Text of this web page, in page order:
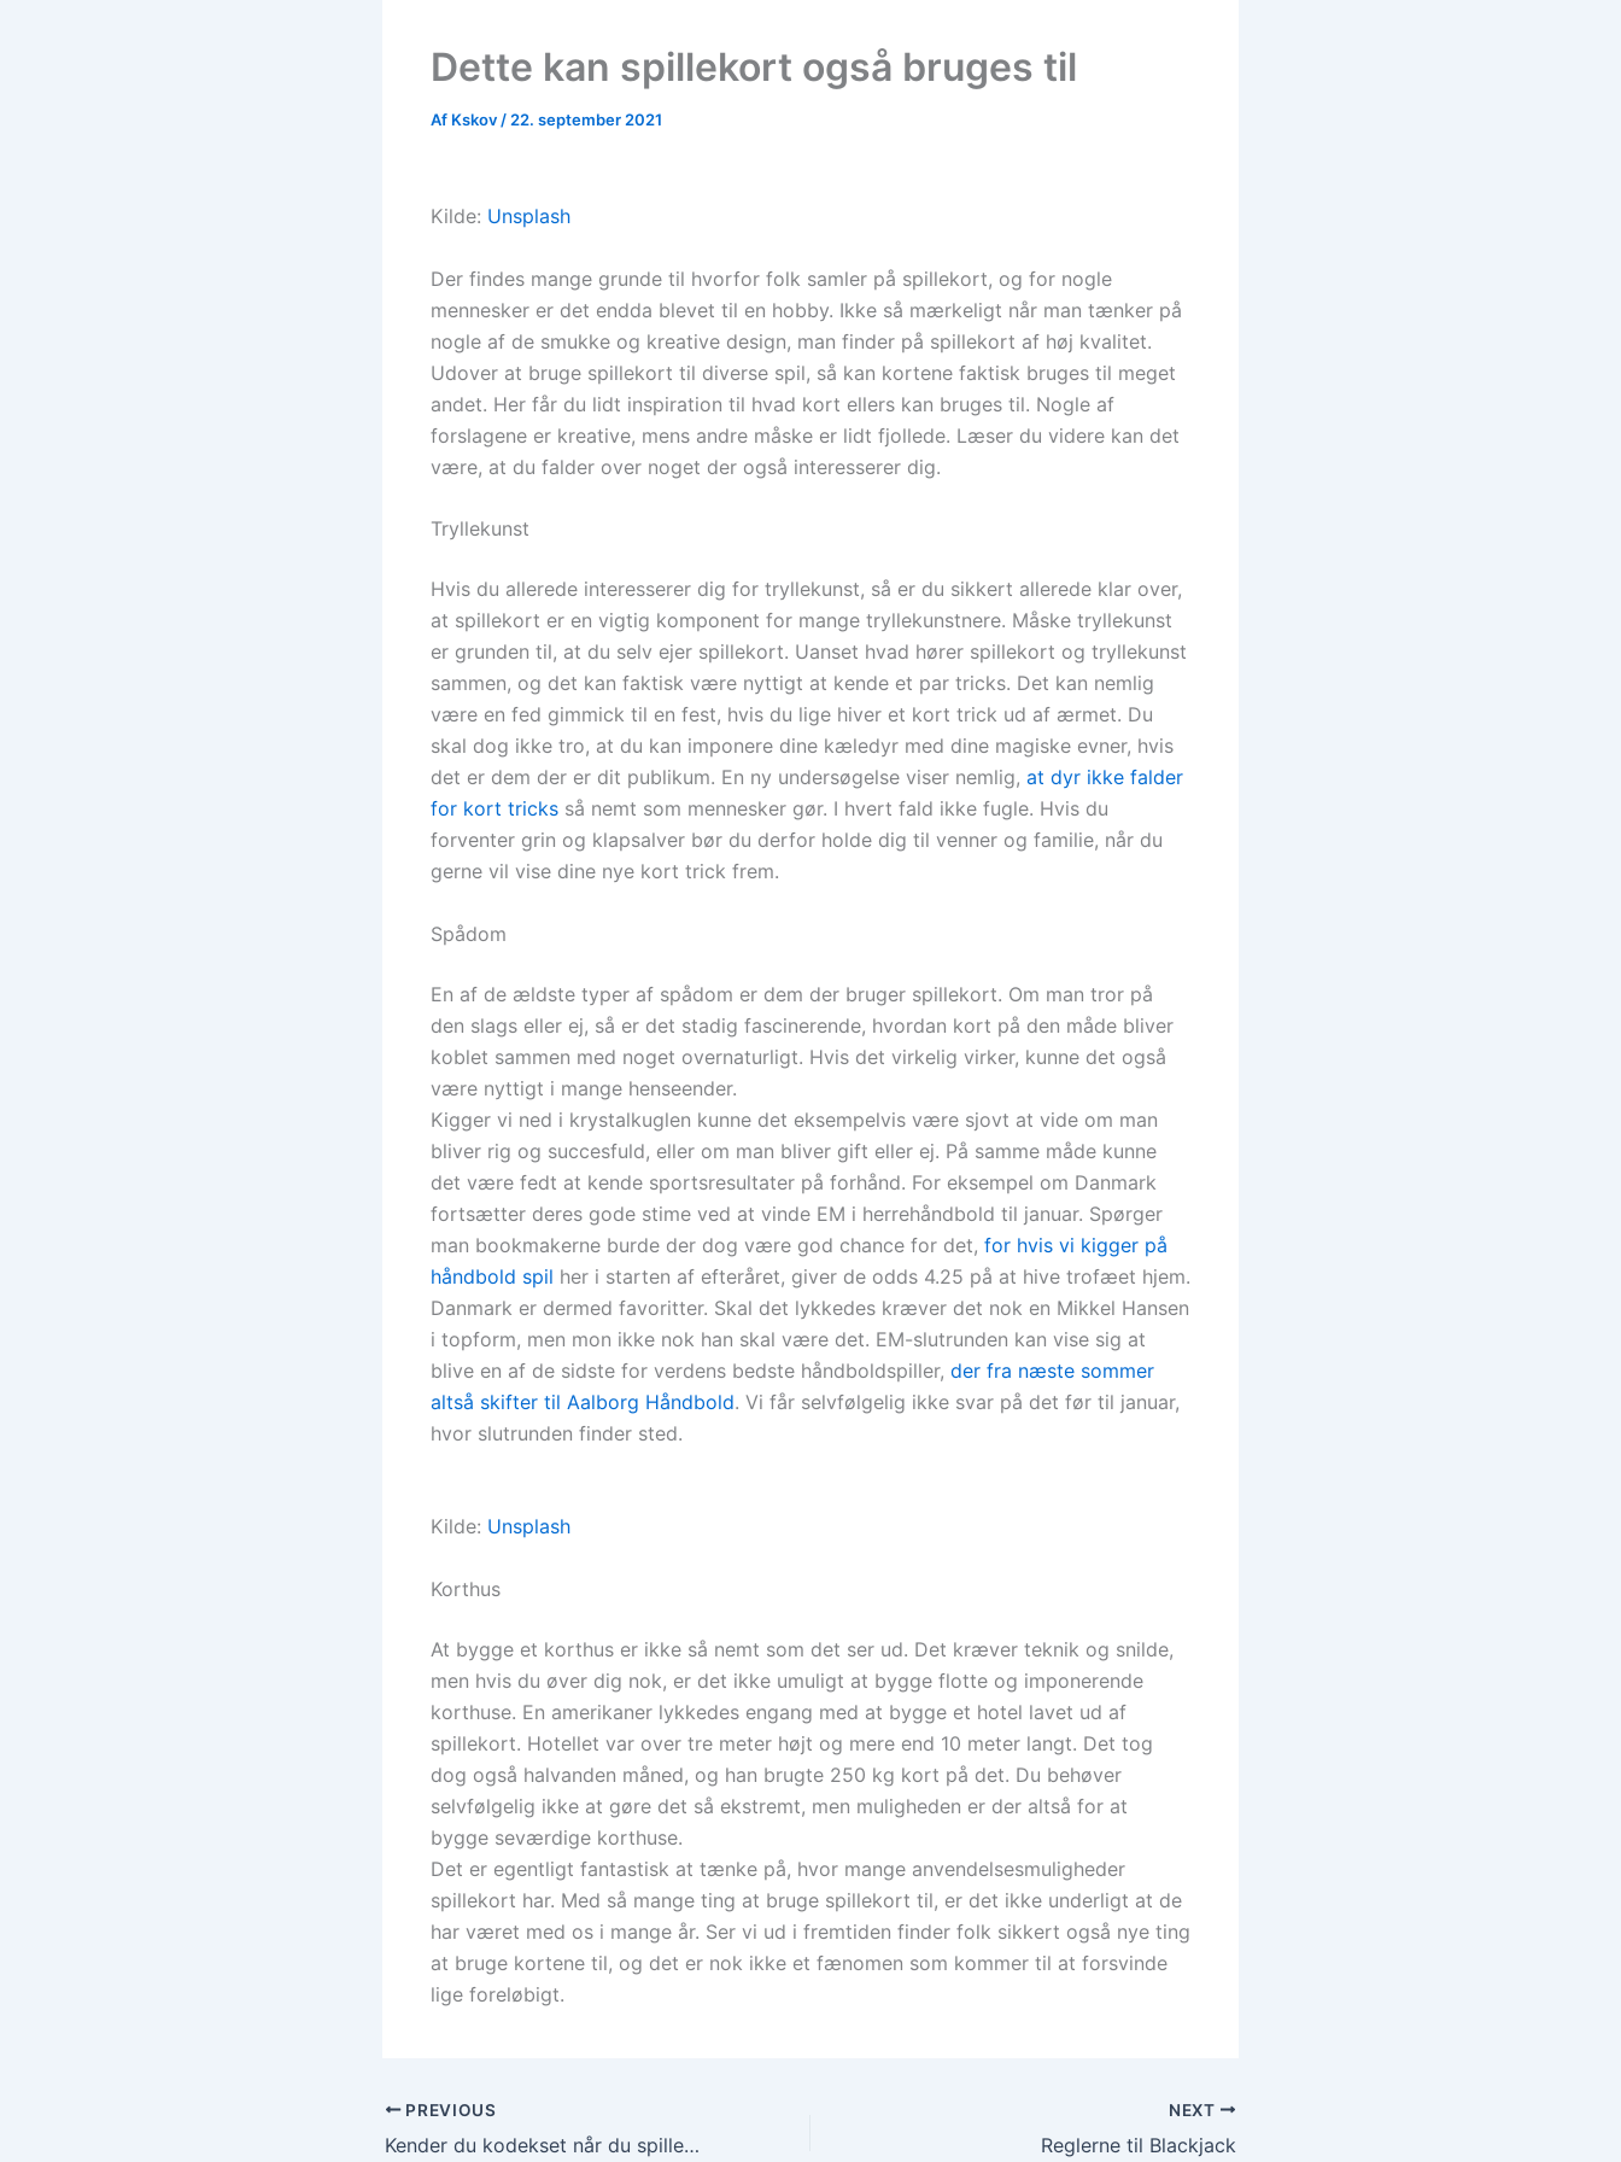
Dette kan spillekort også bruges til
Af Kskov / 22. september 2021
Kilde: Unsplash
Der findes mange grunde til hvorfor folk samler på spillekort, og for nogle
mennesker er det endda blevet til en hobby. Ikke så mærkeligt når man tænker på
nogle af de smukke og kreative design, man finder på spillekort af høj kvalitet.
Udover at bruge spillekort til diverse spil, så kan kortene faktisk bruges til meget
andet. Her får du lidt inspiration til hvad kort ellers kan bruges til. Nogle af
forslagene er kreative, mens andre måske er lidt fjollede. Læser du videre kan det
være, at du falder over noget der også interesserer dig.
Tryllekunst
Hvis du allerede interesserer dig for tryllekunst, så er du sikkert allerede klar over,
at spillekort er en vigtig komponent for mange tryllekunstnere. Måske tryllekunst
er grunden til, at du selv ejer spillekort. Uanset hvad hører spillekort og tryllekunst
sammen, og det kan faktisk være nyttigt at kende et par tricks. Det kan nemlig
være en fed gimmick til en fest, hvis du lige hiver et kort trick ud af ærmet. Du
skal dog ikke tro, at du kan imponere dine kæledyr med dine magiske evner, hvis
det er dem der er dit publikum. En ny undersøgelse viser nemlig, at dyr ikke falder
for kort tricks så nemt som mennesker gør. I hvert fald ikke fugle. Hvis du
forventer grin og klapsalver bør du derfor holde dig til venner og familie, når du
gerne vil vise dine nye kort trick frem.
Spådom
En af de ældste typer af spådom er dem der bruger spillekort. Om man tror på
den slags eller ej, så er det stadig fascinerende, hvordan kort på den måde bliver
koblet sammen med noget overnaturligt. Hvis det virkelig virker, kunne det også
være nyttigt i mange henseender.
Kigger vi ned i krystalkuglen kunne det eksempelvis være sjovt at vide om man
bliver rig og succesfuld, eller om man bliver gift eller ej. På samme måde kunne
det være fedt at kende sportsresultater på forhånd. For eksempel om Danmark
fortsætter deres gode stime ved at vinde EM i herrehåndbold til januar. Spørger
man bookmakerne burde der dog være god chance for det, for hvis vi kigger på
håndbold spil her i starten af efteråret, giver de odds 4.25 på at hive trofæet hjem.
Danmark er dermed favoritter. Skal det lykkedes kræver det nok en Mikkel Hansen
i topform, men mon ikke nok han skal være det. EM-slutrunden kan vise sig at
blive en af de sidste for verdens bedste håndboldspiller, der fra næste sommer
altså skifter til Aalborg Håndbold. Vi får selvfølgelig ikke svar på det før til januar,
hvor slutrunden finder sted.
Kilde: Unsplash
Korthus
At bygge et korthus er ikke så nemt som det ser ud. Det kræver teknik og snilde,
men hvis du øver dig nok, er det ikke umuligt at bygge flotte og imponerende
korthuse. En amerikaner lykkedes engang med at bygge et hotel lavet ud af
spillekort. Hotellet var over tre meter højt og mere end 10 meter langt. Det tog
dog også halvanden måned, og han brugte 250 kg kort på det. Du behøver
selvfølgelig ikke at gøre det så ekstremt, men muligheden er der altså for at
bygge seværdige korthuse.
Det er egentligt fantastisk at tænke på, hvor mange anvendelsesmuligheder
spillekort har. Med så mange ting at bruge spillekort til, er det ikke underligt at de
har været med os i mange år. Ser vi ud i fremtiden finder folk sikkert også nye ting
at bruge kortene til, og det er nok ikke et fænomen som kommer til at forsvinde
lige foreløbigt.
PREVIOUS
Kender du kodekset når du spiller på nettet?
NEXT
Reglerne til Blackjack